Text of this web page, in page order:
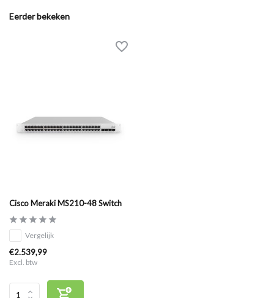
Eerder bekeken
Cisco Meraki MS210-48 Switch
Vergelijk
€2.539,99
Excl. btw